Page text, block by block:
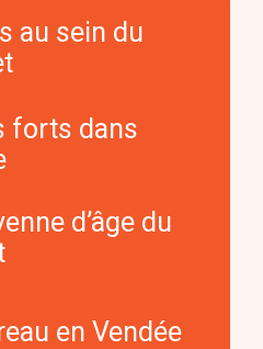
au sein du
forts dans
d’âge du
en Vendée